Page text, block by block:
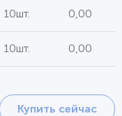
10шт. 0,00
10шт. 0,00
Купить сейчас